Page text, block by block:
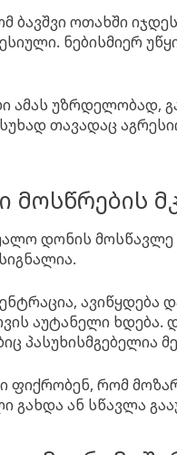
ბავშვი ოთახში
ნებისმიერ
ამას უზრდელობად,
თავადაც
მოსწრების
დონის
ავიწყდება
აუტანელი ხდება.
პასუხისმგებელია
ფიქრობენ, რომ
გახდა ან სწავლა